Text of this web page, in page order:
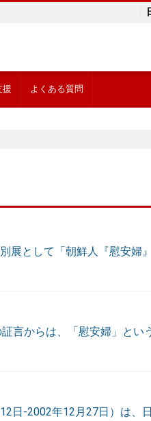
援 よくある質問
として「朝鮮人『慰安婦』
言からは、「慰安婦」とい
日-2002年12月27日）は、